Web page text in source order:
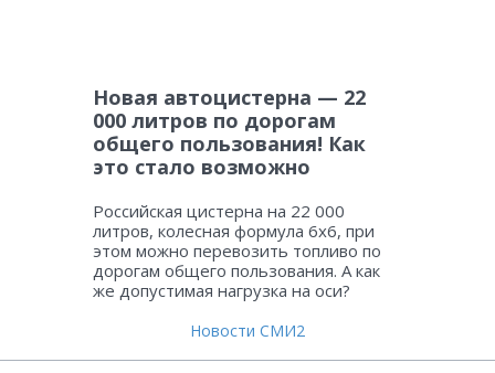
Новая автоцистерна — 22
000 литров по дорогам
общего пользования! Как
это стало возможно
Российская цистерна на 22 000
литров, колесная формула 6х6, при
этом можно перевозить топливо по
дорогам общего пользования. А как
же допустимая нагрузка на оси?
Новости СМИ2